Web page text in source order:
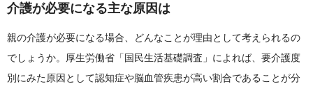
介護が必要になる主な原因は
親の介護が必要になる場合、どんなことが理由として考えられるの
でしょうか。厚生労働省「国民生活基礎調査」によれば、要介護度
別にみた原因として認知症や脳血管疾患が高い割合であることが分